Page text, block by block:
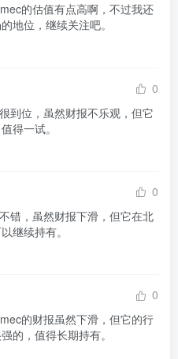
的估值有点高啊，不过我还
地位，继续关注吧。
0
到位，虽然财报不乐观，但它
得一试。
0
错，虽然财报下滑，但它在北
继续持有。
0
的财报虽然下滑，但它的行
的，值得长期持有。